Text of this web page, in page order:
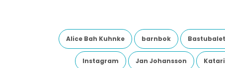
Alice Bah Kuhnke barnbok
Instagram Jan Johansson